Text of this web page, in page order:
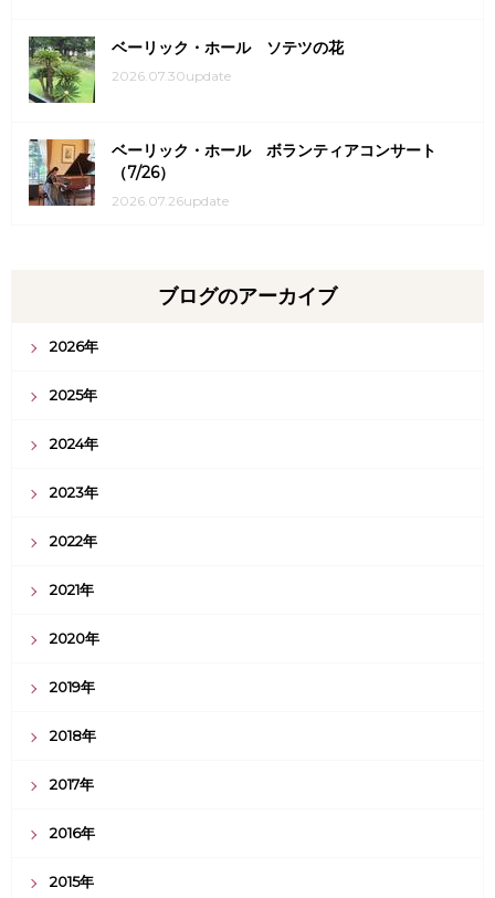
ベーリック・ホール ソテツの花
2026.07.30update
ベーリック・ホール ボランティアコンサート
（7/26）
2026.07.26update
ブログのアーカイブ
2026年
2025年
2024年
2023年
2022年
2021年
2020年
2019年
2018年
2017年
2016年
2015年